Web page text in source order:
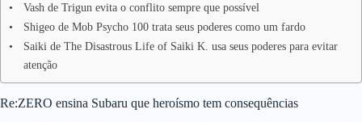
Vash de Trigun evita o conflito sempre que possível
Shigeo de Mob Psycho 100 trata seus poderes como um fardo
Saiki de The Disastrous Life of Saiki K. usa seus poderes para evitar
atenção
Re:ZERO ensina Subaru que heroísmo tem consequências